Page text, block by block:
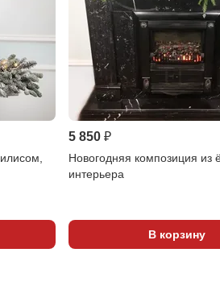
5 850 ₽
Новогодняя композиция из
интерьера
В корзину